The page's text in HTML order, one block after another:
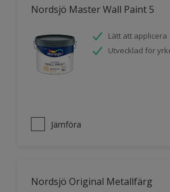
Nordsjö Master Wall Paint 5
Lätt att applicera
Utvecklad för
Jämföra
Nordsjö Original Metallfärg